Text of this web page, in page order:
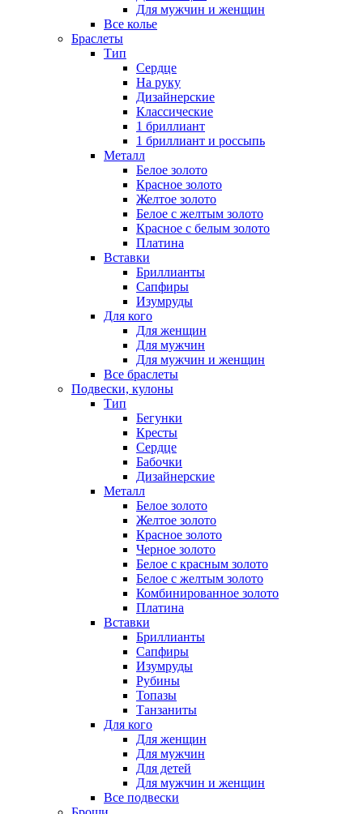
Для мужчин и женщин
Все колье
Браслеты
Тип
Сердце
На руку
Дизайнерские
Классические
1 бриллиант
1 бриллиант и россыпь
Металл
Белое золото
Красное золото
Желтое золото
Белое с желтым золото
Красное с белым золото
Платина
Вставки
Бриллианты
Сапфиры
Изумруды
Для кого
Для женщин
Для мужчин
Для мужчин и женщин
Все браслеты
Подвески, кулоны
Тип
Бегунки
Кресты
Сердце
Бабочки
Дизайнерские
Металл
Белое золото
Желтое золото
Красное золото
Черное золото
Белое с красным золото
Белое с желтым золото
Комбинированное золото
Платина
Вставки
Бриллианты
Сапфиры
Изумруды
Рубины
Топазы
Танзаниты
Для кого
Для женщин
Для мужчин
Для детей
Для мужчин и женщин
Все подвески